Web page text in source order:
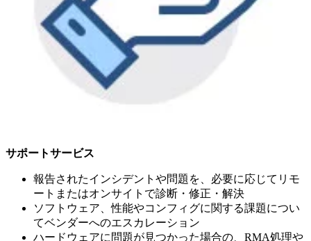
サポートサービス
報告されたインシデントや問題を、必要に応じてリモ
ートまたはオンサイトで診断・修正・解決
ソフトウェア、性能やコンフィグに関する課題につい
てベンダーへのエスカレーション
ハードウェアに問題が見つかった場合の、RMA処理や